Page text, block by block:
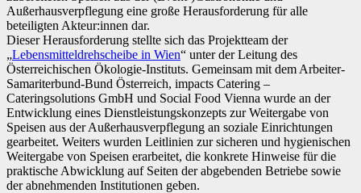
Außerhausverpflegung eine große Herausforderung für alle
beteiligten Akteur:innen dar.
Dieser Herausforderung stellte sich das Projektteam der
„Lebensmitteldrehscheibe in Wien“ unter der Leitung des
Österreichischen Ökologie-Instituts. Gemeinsam mit dem Arbeiter-
Samariterbund-Bund Österreich, impacts Catering –
Cateringsolutions GmbH und Social Food Vienna wurde an der
Entwicklung eines Dienstleistungskonzepts zur Weitergabe von
Speisen aus der Außerhausverpflegung an soziale Einrichtungen
gearbeitet. Weiters wurden Leitlinien zur sicheren und hygienischen
Weitergabe von Speisen erarbeitet, die konkrete Hinweise für die
praktische Abwicklung auf Seiten der abgebenden Betriebe sowie
der abnehmenden Institutionen geben.